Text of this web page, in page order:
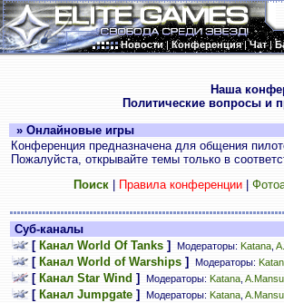
Новости|Конференция|Чат|
Наша
Политические вопросы и
» Онлайновые игры
Конференция предназначена для общения
Пожалуйста, открывайте темы только в
Поиск| Правила конференции|
Суб-каналы
[ Канал World Of Tanks ] Модераторы: Katana
[ Канал World of Warships ] Модераторы:
[ Канал Star Wind ] Модераторы: Katana
[ Канал Jumpgate ] Модераторы: Katana